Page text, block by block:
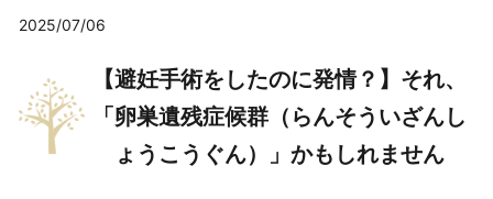
2025/07/06
【避妊手術をしたのに発情？】それ、
「卵巣遺残症候群（らんそういざんし
ょうこうぐん）」かもしれません